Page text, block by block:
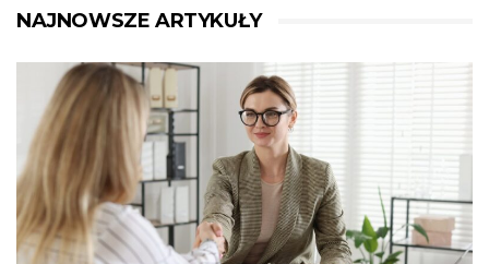
NAJNOWSZE ARTYKUŁY